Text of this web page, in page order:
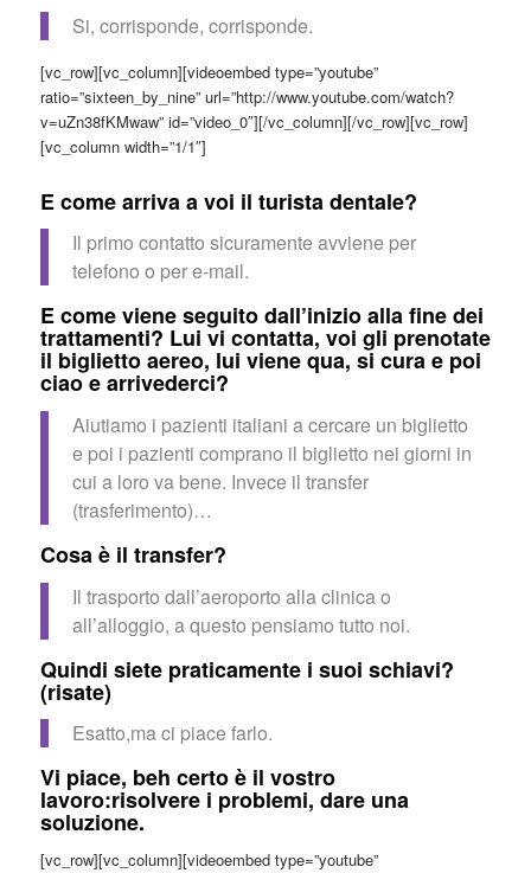
Si, corrisponde, corrisponde.
[vc_row][vc_column][videoembed type=”youtube”
ratio=”sixteen_by_nine” url=”http://www.youtube.com/watch?
v=uZn38fKMwaw” id=”video_0″][/vc_column][/vc_row][vc_row]
[vc_column width=”1/1″]
E come arriva a voi il turista dentale?
Il primo contatto sicuramente avviene per
telefono o per e-mail.
E come viene seguito dall’inizio alla fine dei
trattamenti? Lui vi contatta, voi gli prenotate
il biglietto aereo, lui viene qua, si cura e poi
ciao e arrivederci?
Aiutiamo i pazienti italiani a cercare un biglietto
e poi i pazienti comprano il biglietto nei giorni in
cui a loro va bene. Invece il transfer
(trasferimento)…
Cosa è il transfer?
Il trasporto dall’aeroporto alla clinica o
all’alloggio, a questo pensiamo tutto noi.
Quindi siete praticamente i suoi schiavi?
(risate)
Esatto,ma ci piace farlo.
Vi piace, beh certo è il vostro
lavoro:risolvere i problemi, dare una
soluzione.
[vc_row][vc_column][videoembed type=”youtube”